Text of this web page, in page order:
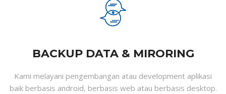
BACKUP DATA & MIRORING
Kami melayani pengembangan atau development aplikasi
baik berbasis android, berbasis web atau berbasis desktop.